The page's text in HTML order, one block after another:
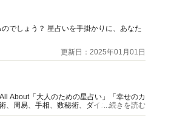
でしょう？ 星占いを手掛かりに、あなた
更新日：2025年01月01日
About「大人のための星占い」「幸せのカ
、周易、手相、数秘術、ダイスやカード占
...続きを読む